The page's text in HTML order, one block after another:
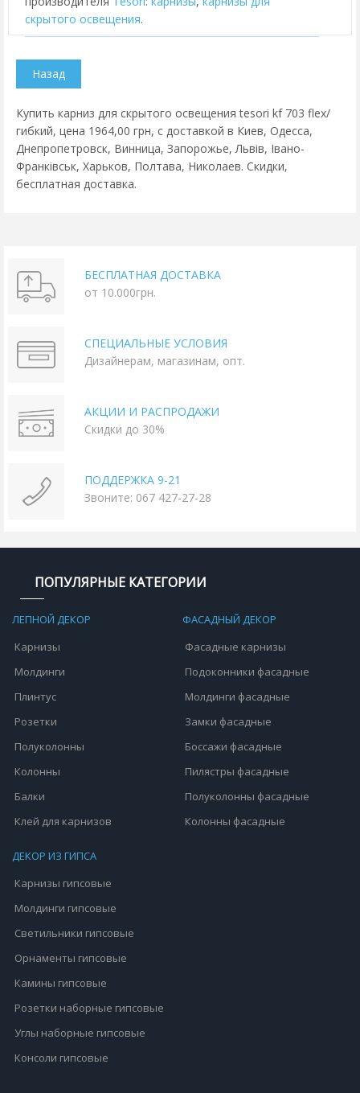
скрытого освещения.
Купить карниз для скрытого освещения tesori kf 703 flex/
гибкий, цена 1964,00 грн, с доставкой в Киев, Одесса,
Днепропетровск, Винница, Запорожье, Львів, Івано-
Франківськ, Харьков, Полтава, Николаев. Скидки,
бесплатная доставка.
БЕСПЛАТНАЯ ДОСТАВКА
от 10.000грн.
СПЕЦИАЛЬНЫЕ УСЛОВИЯ
Дизайнерам, магазинам, опт.
АКЦИИ И РАСПРОДАЖИ
Скидки до 30%
ПОДДЕРЖКА 9-21
Звоните: 067 427-27-28
ПОПУЛЯРНЫЕ КАТЕГОРИИ
ЛЕПНОЙ ДЕКОР
Карнизы
Молдинги
Плинтус
Розетки
Полуколонны
Колонны
Балки
Клей для карнизов
ФАСАДНЫЙ ДЕКОР
Фасадные карнизы
Подоконники фасадные
Молдинги фасадные
Замки фасадные
Боссажи фасадные
Пилястры фасадные
Полуколонны фасадные
Колонны фасадные
ДЕКОР ИЗ ГИПСА
Карнизы гипсовые
Молдинги гипсовые
Светильники гипсовые
Орнаменты гипсовые
Камины гипсовые
Розетки наборные гипсовые
Углы наборные гипсовые
Консоли гипсовые